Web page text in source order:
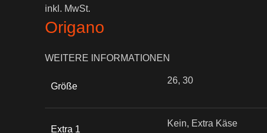
inkl. MwSt.
Origano
WEITERE INFORMATIONEN
Größe
26, 30
Extra 1
Kein, Extra Käse